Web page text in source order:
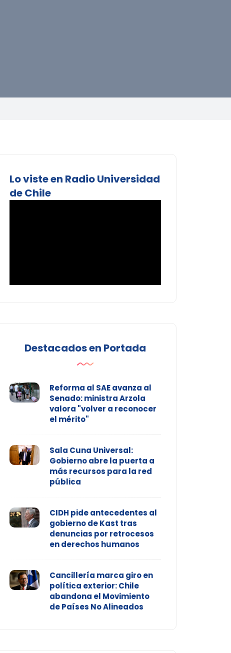
Lo viste en Radio Universidad
de Chile
Destacados en Portada
Reforma al SAE avanza al
Senado: ministra Arzola
valora "volver a reconocer
el mérito"
Sala Cuna Universal:
Gobierno abre la puerta a
más recursos para la red
pública
CIDH pide antecedentes al
gobierno de Kast tras
denuncias por retrocesos
en derechos humanos
Cancillería marca giro en
política exterior: Chile
abandona el Movimiento
de Países No Alineados